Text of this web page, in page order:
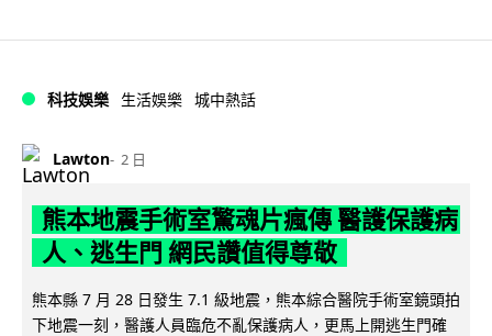
科技娛樂 生活娛樂 城中熱話
Lawton 2 日
熊本地震手術室驚魂片瘋傳 醫護保護病
人、逃生門 網民讚值得尊敬
熊本縣 7 月 28 日發生 7.1 級地震，熊本綜合醫院手術室鏡頭拍
下地震一刻，醫護人員臨危不亂保護病人，更馬上開逃生門確